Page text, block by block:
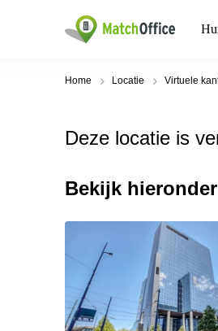
Home Locatie Virtuele
Deze locatie is
Bekijk